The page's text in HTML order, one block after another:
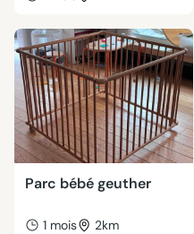
Parc bébé geuther
1 mois 2km